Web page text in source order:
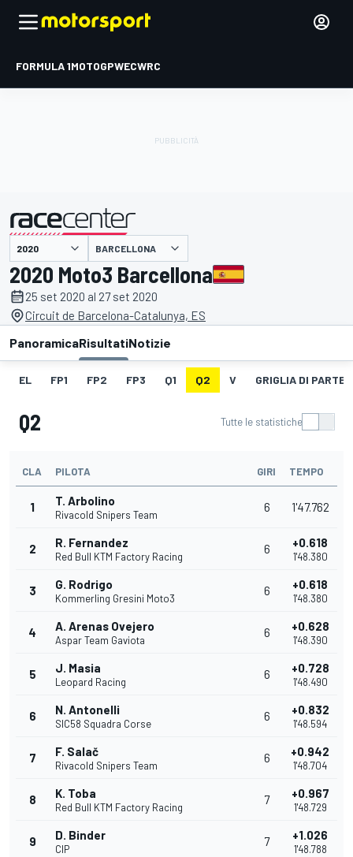
FORMULA 1MOTOGPWECWRC
presentato da BARCELLONA
2020 Moto3 Barcellona
25 set 2020 al 27 set 2020
Circuit de Barcelona-Catalunya, ES
PanoramicaRisultatiNotizie
EL FP1 FP2 FP3 Q1 Q2 V GRIGLIA DI
Q2 Tutte le statistiche
CLA PILOTA GIRI TEMPO
1 T. Arbolino
Rivacold Snipers Team
6 1'47.762
2 R. Fernandez
Red Bull KTM Factory Racing
6 +0.618
1'48.380
3 G. Rodrigo
Kommerling Gresini Moto3
6 +0.618
1'48.380
4 A. Arenas Ovejero
Aspar Team Gaviota
6 +0.628
1'48.390
5 J. Masia
Leopard Racing
6 +0.728
1'48.490
6 N. Antonelli
SIC58 Squadra Corse
6 +0.832
1'48.594
7 F. Salač
Rivacold Snipers Team
6 +0.942
1'48.704
8 K. Toba
Red Bull KTM Factory Racing
7 +0.967
1'48.729
9 D. Binder
CIP
7 +1.026
1'48.788